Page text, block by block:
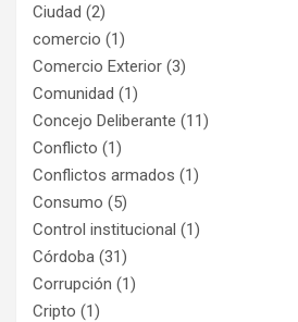
Ciudad (2)
comercio (1)
Comercio Exterior (3)
Comunidad (1)
Concejo Deliberante (11)
Conflicto (1)
Conflictos armados (1)
Consumo (5)
Control institucional (1)
Córdoba (31)
Corrupción (1)
Cripto (1)